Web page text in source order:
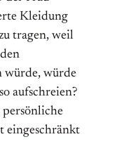
Kleidung
tragen, weil
würde, würde
aufschreien?
eingeschränkt